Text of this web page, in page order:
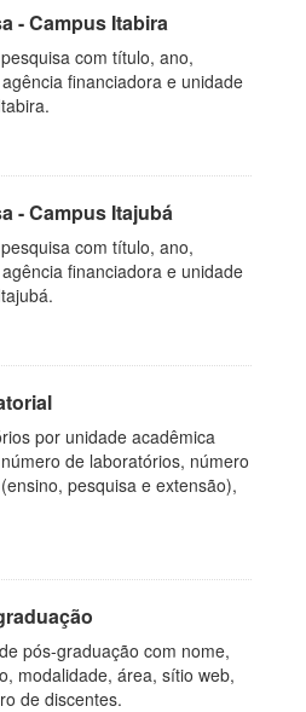
- Campus Itabira
com título, ano,
financiadora e unidade
- Campus Itajubá
com título, ano,
financiadora e unidade
por unidade acadêmica
de laboratórios, número
pesquisa e extensão),
pós-graduação com nome,
modalidade, área, sítio web,
de discentes.